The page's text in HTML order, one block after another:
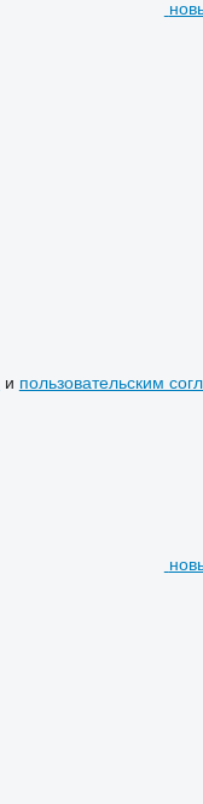
и пользовательским